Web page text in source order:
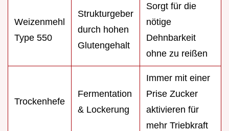
Weizenmehl
Type 550
Strukturgeber
durch hohen
Glutengehalt
Sorgt für die
nötige
Dehnbarkeit
ohne zu reißen
Trockenhefe
Fermentation
& Lockerung
Immer mit einer
Prise Zucker
aktivieren für
mehr Triebkraft